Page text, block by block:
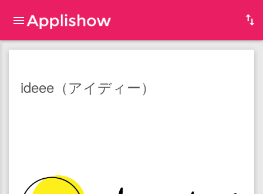
ideee（アイディー）